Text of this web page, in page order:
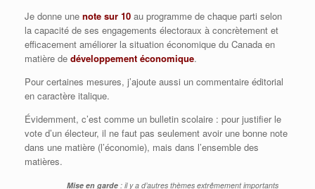
Je donne une note sur 10 au programme de chaque parti selon
la capacité de ses engagements électoraux à concrètement et
efficacement améliorer la situation économique du Canada en
matière de développement économique.
Pour certaines mesures, j’ajoute aussi un commentaire éditorial
en caractère italique.
Évidemment, c’est comme un bulletin scolaire : pour justifier le
vote d’un électeur, il ne faut pas seulement avoir une bonne note
dans une matière (l’économie), mais dans l’ensemble des
matières.
Mise en garde : il y a d’autres thèmes extrêmement importants